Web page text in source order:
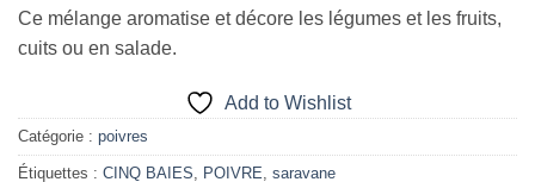
Ce mélange aromatise et décore les légumes et les fruits,
cuits ou en salade.
Add to Wishlist
Catégorie : poivres
Étiquettes : CINQ BAIES, POIVRE, saravane